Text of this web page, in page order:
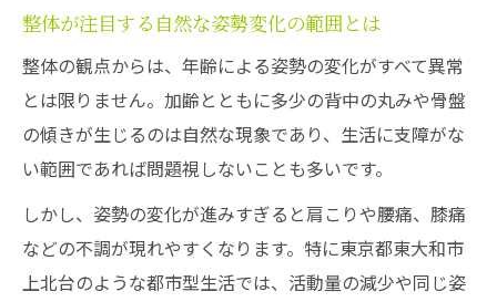
整体が注目する自然な姿勢変化の範囲とは
整体の観点からは、年齢による姿勢の変化がすべて異常
とは限りません。加齢とともに多少の背中の丸みや骨盤
の傾きが生じるのは自然な現象であり、生活に支障がな
い範囲であれば問題視しないことも多いです。
しかし、姿勢の変化が進みすぎると肩こりや腰痛、膝痛
などの不調が現れやすくなります。特に東京都東大和市
上北台のような都市型生活では、活動量の減少や同じ姿